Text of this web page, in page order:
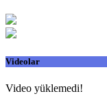
Videolar
Video yüklemedi!